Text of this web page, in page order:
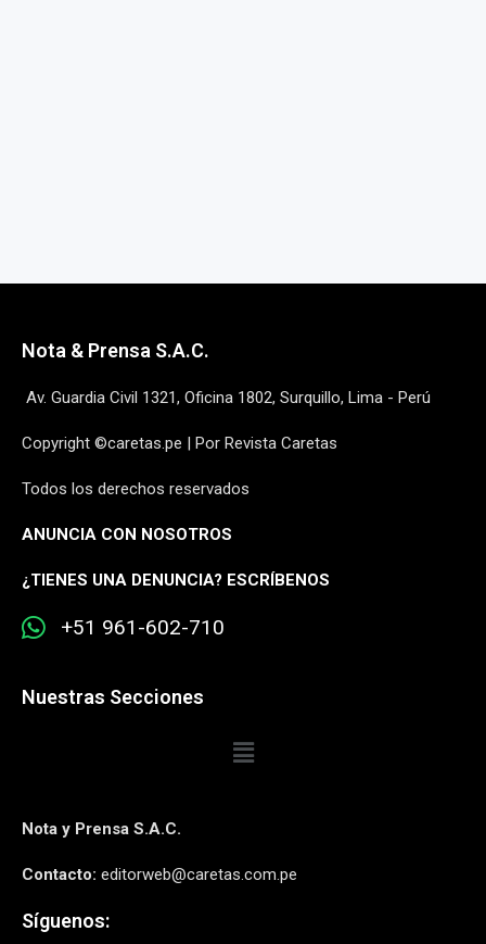
Nota & Prensa S.A.C.
Av. Guardia Civil 1321, Oficina 1802, Surquillo, Lima - Perú
Copyright ©caretas.pe | Por Revista Caretas
Todos los derechos reservados
ANUNCIA CON NOSOTROS
¿TIENES UNA DENUNCIA? ESCRÍBENOS
+51 961-602-710
Nuestras Secciones
Nota y Prensa S.A.C.
Contacto: editorweb@caretas.com.pe
Síguenos: